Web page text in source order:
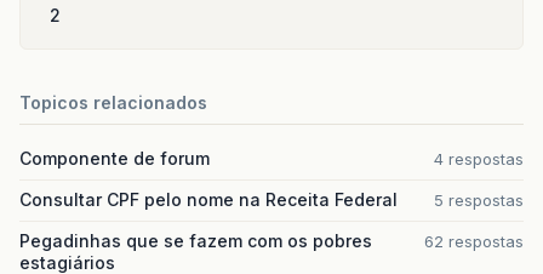
2
Topicos relacionados
Componente de forum 4 respostas
Consultar CPF pelo nome na Receita Federal 5 respostas
Pegadinhas que se fazem com os pobres
estagiários
62 respostas